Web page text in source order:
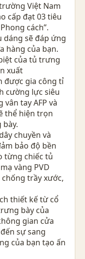
Việt Nam
cấp đạt 03 tiêu
cách”.
dáng sẽ đáp ứng
hàng của bạn.
của tủ trưng
xuất
được gia công tỉ
cường lực siêu
tay AFP và
thể hiện trọn
bày.
chuyền và
bảo độ bền
từng chiếc tủ
vàng PVD
trầy xước,
thiết kế từ cổ
bày của
gian cửa
sự sang
của bạn tạo ấn